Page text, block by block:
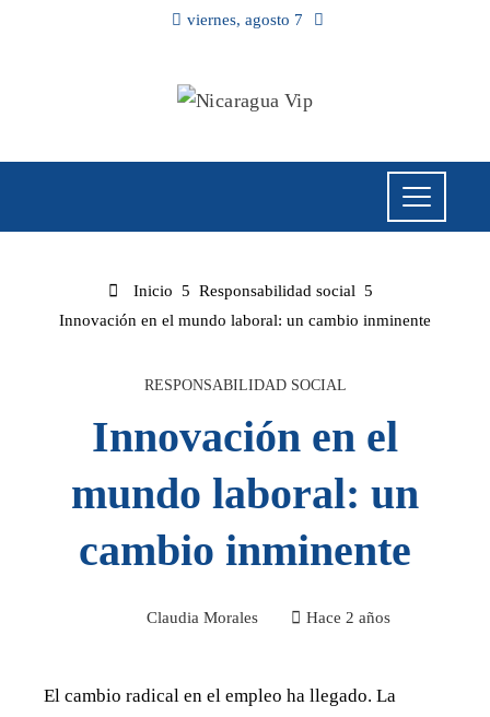
viernes, agosto 7
Inicio
Responsabilidad social
Innovación en el mundo laboral: un cambio inminente
RESPONSABILIDAD SOCIAL
Innovación en el
mundo laboral: un
cambio inminente
Claudia Morales Hace 2 años
El cambio radical en el empleo ha llegado. La